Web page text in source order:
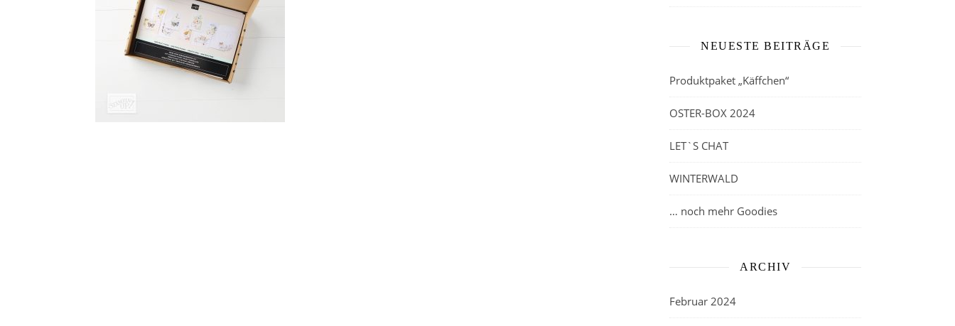
NEUESTE BEITRÄGE
Produktpaket „Käffchen“
OSTER-BOX 2024
LET`S CHAT
WINTERWALD
… noch mehr Goodies
ARCHIV
Februar 2024